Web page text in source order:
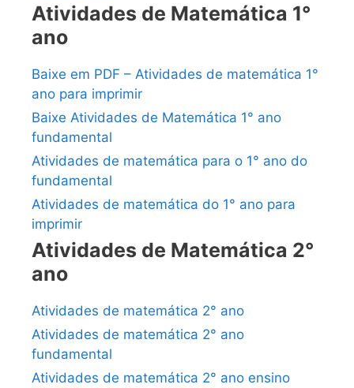
Atividades de Matemática 1°
ano
Baixe em PDF – Atividades de matemática 1°
ano para imprimir
Baixe Atividades de Matemática 1° ano
fundamental
Atividades de matemática para o 1° ano do
fundamental
Atividades de matemática do 1° ano para
imprimir
Atividades de Matemática 2°
ano
Atividades de matemática 2° ano
Atividades de matemática 2° ano
fundamental
Atividades de matemática 2° ano ensino